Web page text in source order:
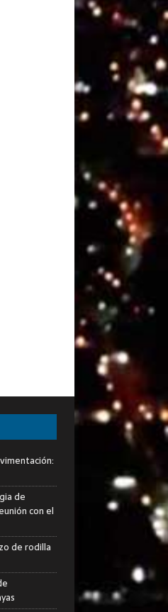
de
con el
de rodilla